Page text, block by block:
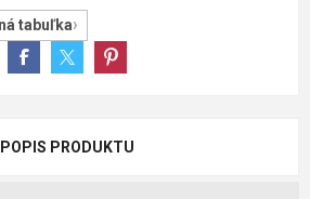
tabuľka
POPIS PRODUKTU